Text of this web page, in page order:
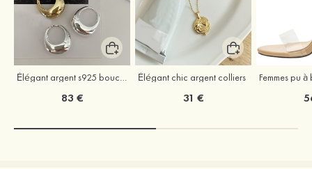
Élégant argent s925 boucles d'oreilles
83 €
Élégant chic argent colliers
31 €